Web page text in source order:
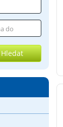
Hledat